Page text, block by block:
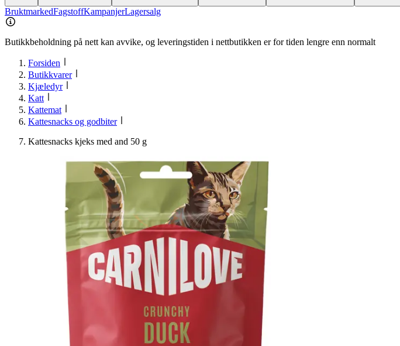
BruktmarkedFagstoffKampanjerLagersalg
Butikkbeholdning på nett kan avvike, og leveringstiden i nettbutikken er for tiden lengre enn normalt
Forsiden
Butikkvarer
Kjæledyr
Katt
Kattemat
Kattesnacks og godbiter
Kattesnacks kjeks med and 50 g